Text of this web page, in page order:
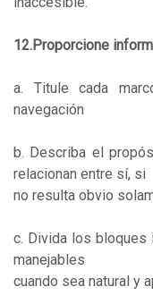
12.Proporcione
a. Titule cada
navegación
b. Describa el
relacionan entre sí, si
no resulta obvio
c. Divida los bloques
manejables
cuando sea natural y